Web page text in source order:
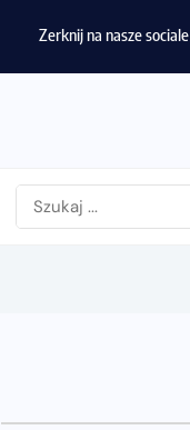
Zerknij na nasze sociale